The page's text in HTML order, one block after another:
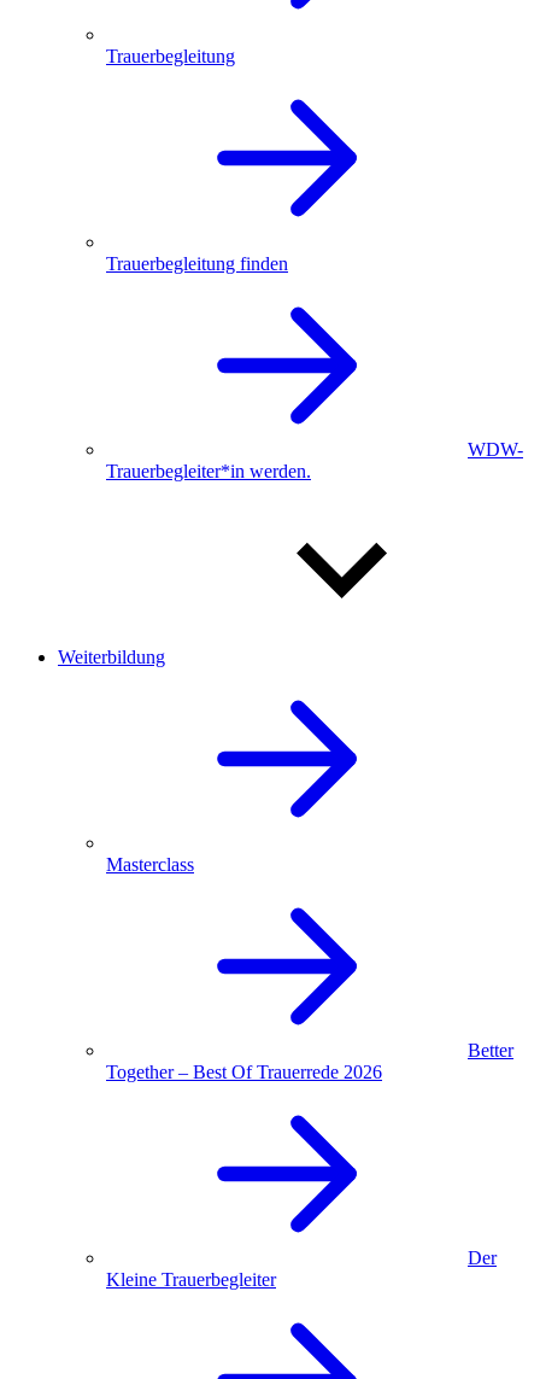
Trauerbegleitung
Trauerbegleitung finden
WDW-
Trauerbegleiter*in werden.
Weiterbildung
Masterclass
Better
Together – Best Of Trauerrede 2026
Der
Kleine Trauerbegleiter